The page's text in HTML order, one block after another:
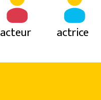
acteur actrice